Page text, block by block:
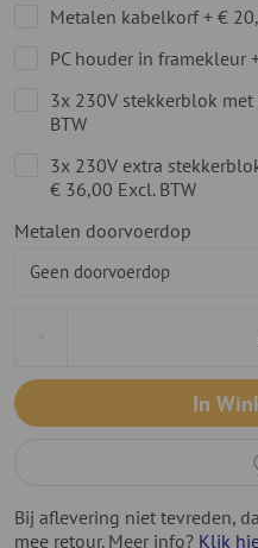
Metalen kabelkorf + €
PC houder in framekleur
3x 230V stekkerblok
BTW
3x 230V extra
€ 36,00 Excl. BTW
Metalen doorvoerdop
In
Bij aflevering niet tevreden,
mee retour. Meer info? Klik